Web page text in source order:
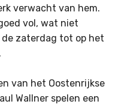
verwacht van hem.
vol, wat niet
zaterdag tot op het
van het Oostenrijkse
Wallner spelen een